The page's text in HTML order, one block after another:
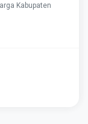
Kabupaten